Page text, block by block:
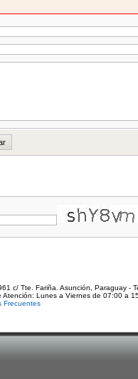
c/ Tte. Fariña. Asunción, Paraguay -
Atención: Lunes a Viernes de 07:00 a
Frecuentes